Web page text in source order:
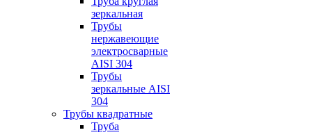
зеркальная
Трубы
нержавеющие
электросварные
AISI 304
Трубы
зеркальные AISI
304
Трубы квадратные
Труба